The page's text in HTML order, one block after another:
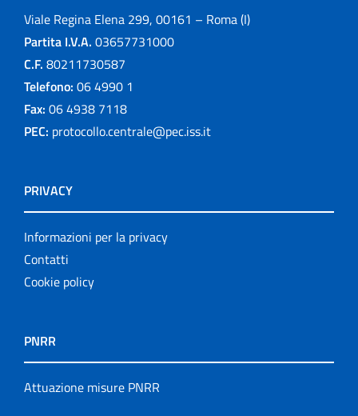
Viale Regina Elena 299, 00161 – Roma (I)
Partita I.V.A. 03657731000
C.F. 80211730587
Telefono: 06 4990 1
Fax: 06 4938 7118
PEC: protocollo.centrale@pec.iss.it
PRIVACY
Informazioni per la privacy
Contatti
Cookie policy
PNRR
Attuazione misure PNRR